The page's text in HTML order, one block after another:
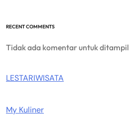
RECENT COMMENTS
Tidak ada komentar untuk
LESTARIWISATA
My Kuliner